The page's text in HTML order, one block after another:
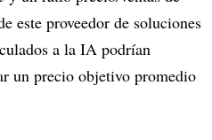
este proveedor de soluciones
a la IA podrían
un precio objetivo promedio